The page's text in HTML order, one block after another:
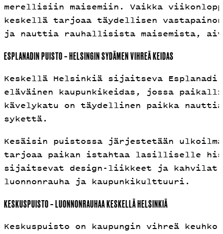
merellisiin maisemiin. Vaikka
keskellä tarjoaa täydellisen
ja nauttia rauhallisista maisemista,
ESPLANADIN PUISTO – HELSINGIN SYDÄMEN VIHREÄ KEIDAS
Keskellä Helsinkiä sijaitseva Esplanadi
eläväinen kaupunkikeidas, jossa
kävelykatu on täydellinen paikka
sykettä.
Kesäisin puistossa järjestetään
tarjoaa paikan istahtaa lasilliselle
sijaitsevat design-liikkeet ja kahvilat
luonnonrauha ja kaupunkikulttuuri.
KESKUSPUISTO – LUONNONRAUHAA KESKELLÄ HELSINKIÄ
Keskuspuisto on kaupungin vihreä